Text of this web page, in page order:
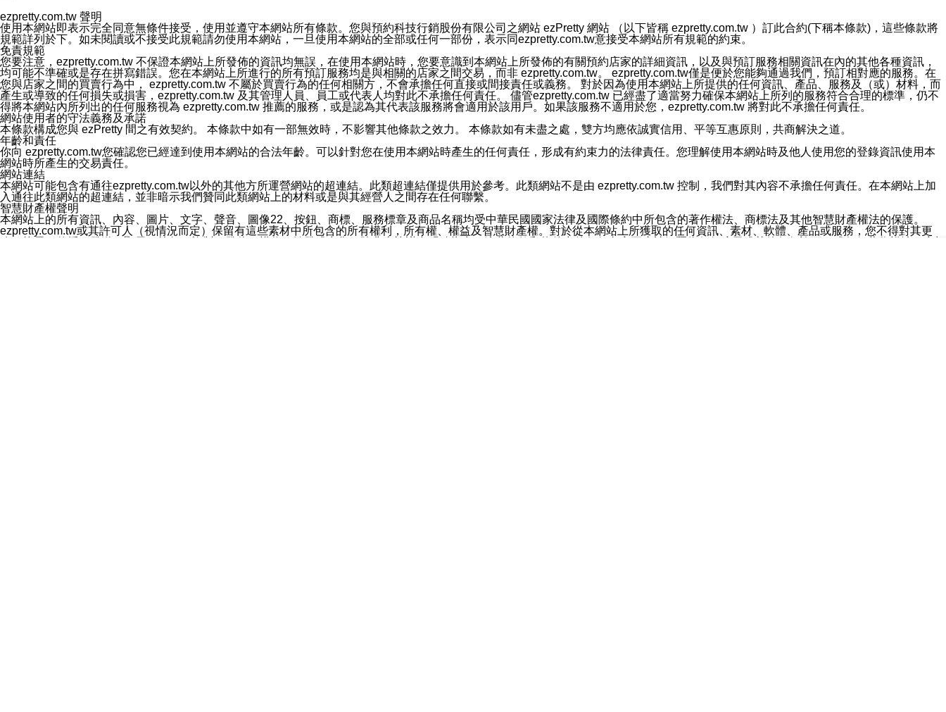
您同意本公司網站，透過您所提供的郵件地址與您取得聯絡並傳送或宣傳本網站各項服務之資料或電子郵件供您參考。您能依照該資料或電子郵件所指示之方法、說明或功能連結，隨時
停止接收這些資料或電子郵件。
十五、訊息通知
本公司/本服務將以通知型訊息傳送重要訊息給您。即使未加入本公司/本服務好友，您仍可接收到通知型訊息。
本公司/本服務傳送之通知型訊息以對您有效且重要的訊息為限，以廣告或其他目的的訊息皆不會被傳送。滿足以下三個條件者，將可收到通知型訊息。
1.LINE 帳號設定的電話號碼與本公司/本服務所傳來的電話號碼比對相符。
2.該 LINE 帳號已在 LINE APP 設定中，同意接收通知型訊息。
3.LINE 帳號未封鎖傳送訊息之 LINE 官方帳號。
欲變更通知型訊息的設定，操作如下：
1.點選「主頁」＞「設定」
2.點選「隱私設定」
3.點選「提供使用資料」
4.點選「LINE通知型訊息」
5.開關「接收LINE通知型訊息」
❗️關閉「接收通知型訊息」後，將不會接收到來自任何企業官方帳號或認證官方帳號的通知型訊息。
ezpretty.com.tw 聲明
使用本網站即表示完全同意無條件接受，使用並遵守本網站所有條款。您與預約科技行銷股份有限公司之網站 ezPretty 網站 （以下皆稱 ezpretty.com.tw ）訂此合約(下稱本條款)，這些條款將
規範詳列於下。如未閱讀或不接受此規範請勿使用本網站，一旦使用本網站的全部或任何一部份，表示同ezpretty.com.tw意接受本網站所有規範的約束。
免責規範
您要注意，ezpretty.com.tw 不保證本網站上所發佈的資訊均無誤，在使用本網站時，您要意識到本網站上所發佈的有關預約店家的詳細資訊，以及與預訂服務相關資訊在內的其他各種資訊，
均可能不準確或是存在拼寫錯誤。您在本網站上所進行的所有預訂服務均是與相關的店家之間交易，而非 ezpretty.com.tw。 ezpretty.com.tw僅是便於您能夠通過我們，預訂相對應的服務。在
您與店家之間的買賣行為中， ezpretty.com.tw 不屬於買賣行為的任何相關方，不會承擔任何直接或間接責任或義務。 對於因為使用本網站上所提供的任何資訊、產品、服務及（或）材料，而
產生或導致的任何損失或損害，ezpretty.com.tw 及其管理人員、員工或代表人均對此不承擔任何責任。 儘管ezpretty.com.tw 已經盡了適當努力確保本網站上所列的服務符合合理的標準，仍不
得將本網站內所列出的任何服務視為 ezpretty.com.tw 推薦的服務，或是認為其代表該服務將會適用於該用戶。如果該服務不適用於您，ezpretty.com.tw 將對此不承擔任何責任。
網站使用者的守法義務及承諾
本條款構成您與 ezPretty 間之有效契約。 本條款中如有一部無效時，不影響其他條款之效力。 本條款如有未盡之處，雙方均應依誠實信用、平等互惠原則，共商解決之道。
年齡和責任
你向 ezpretty.com.tw您確認您已經達到使用本網站的合法年齡。可以針對您在使用本網站時產生的任何責任，形成有約束力的法律責任。您理解使用本網站時及他人使用您的登錄資訊使用本
網站時所產生的交易責任。
網站連結
本網站可能包含有通往ezpretty.com.tw以外的其他方所運營網站的超連結。此類超連結僅提供用於參考。此類網站不是由 ezpretty.com.tw 控制，我們對其內容不承擔任何責任。在本網站上加
入通往此類網站的超連結，並非暗示我們贊同此類網站上的材料或是與其經營人之間存在任何聯繫。
智慧財產權聲明
本網站上的所有資訊、內容、圖片、文字、聲音、圖像22、按鈕、商標、服務標章及商品名稱均受中華民國國家法律及國際條約中所包含的著作權法、商標法及其他智慧財產權法的保護。
ezpretty.com.tw或其許可人（視情況而定）保留有這些素材中所包含的所有權利，所有權、權益及智慧財產權。對於從本網站上所獲取的任何資訊、素材、軟體、產品或服務，您不得對其更